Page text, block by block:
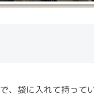
、袋に入れて持って